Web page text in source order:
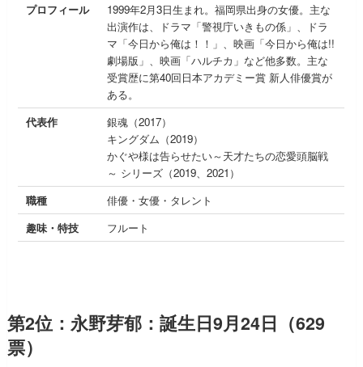
プロフィール
1999年2月3日生まれ。福岡県出身の女優。主な
出演作は、ドラマ「警視庁いきもの係」、ドラ
マ「今日から俺は！！」、映画「今日から俺は!!
劇場版」、映画「ハルチカ」など他多数。主な
受賞歴に第40回日本アカデミー賞 新人俳優賞が
ある。
代表作
銀魂（2017）
キングダム（2019）
かぐや様は告らせたい～天才たちの恋愛頭脳戦
～ シリーズ（2019、2021）
職種
俳優・女優・タレント
趣味・特技
フルート
第2位：永野芽郁：誕生日9月24日（629
票）